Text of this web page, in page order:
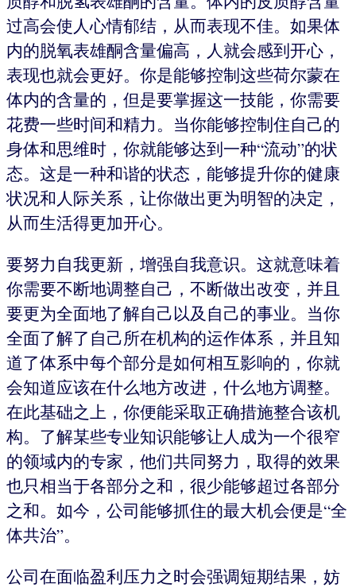
过高会使人心情郁结，从而表现不佳。如果体
内的脱氧表雄酮含量偏高，人就会感到开心，
表现也就会更好。你是能够控制这些荷尔蒙在
体内的含量的，但是要掌握这一技能，你需要
花费一些时间和精力。当你能够控制住自己的
身体和思维时，你就能够达到一种“流动”的状
态。这是一种和谐的状态，能够提升你的健康
状况和人际关系，让你做出更为明智的决定，
从而生活得更加开心。
要努力自我更新，增强自我意识。这就意味着
你需要不断地调整自己，不断做出改变，并且
要更为全面地了解自己以及自己的事业。当你
全面了解了自己所在机构的运作体系，并且知
道了体系中每个部分是如何相互影响的，你就
会知道应该在什么地方改进，什么地方调整。
在此基础之上，你便能采取正确措施整合该机
构。了解某些专业知识能够让人成为一个很窄
的领域内的专家，他们共同努力，取得的效果
也只相当于各部分之和，很少能够超过各部分
之和。如今，公司能够抓住的最大机会便是“全
体共治”。
公司在面临盈利压力之时会强调短期结果，妨